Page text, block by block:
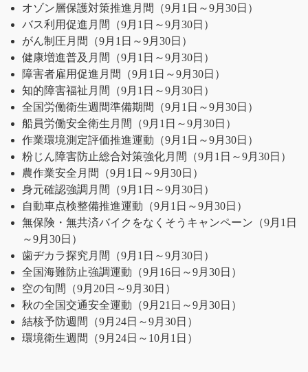
オゾン層保護対策推進月間（9月1日～9月30日）
バス利用促進月間（9月1日～9月30日）
がん制圧月間（9月1日～9月30日）
健康増進普及月間（9月1日～9月30日）
障害者雇用促進月間（9月1日～9月30日）
知的障害福祉月間（9月1日～9月30日）
全国労働衛生週間準備期間（9月1日～9月30日）
船員労働安全衛生月間（9月1日～9月30日）
作業環境測定評価推進運動（9月1日～9月30日）
粉じん障害防止総合対策強化月間（9月1日～9月30日）
農作業安全月間（9月1日～9月30日）
身元確認強調月間（9月1日～9月30日）
自動車点検整備推進運動（9月1日～9月30日）
無保険・無共済バイクをなくそうキャンペーン（9月1日
～9月30日）
歯ヂカラ探究月間（9月1日～9月30日）
全国海難防止強調運動（9月16日～9月30日）
空の旬間（9月20日～9月30日）
秋の全国交通安全運動（9月21日～9月30日）
結核予防週間（9月24日～9月30日）
環境衛生週間（9月24日～10月1日）